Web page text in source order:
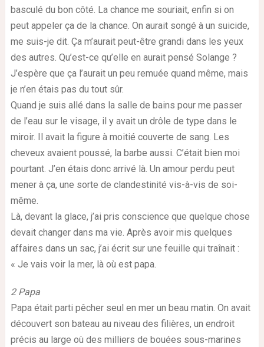
basculé du bon côté. La chance me souriait, enfin si on
peut appeler ça de la chance. On aurait songé à un suicide,
me suis-je dit. Ça m’aurait peut-être grandi dans les yeux
des autres. Qu’est-ce qu’elle en aurait pensé Solange ?
J’espère que ça l’aurait un peu remuée quand même, mais
je n’en étais pas du tout sûr.
Quand je suis allé dans la salle de bains pour me passer
de l’eau sur le visage, il y avait un drôle de type dans le
miroir. Il avait la figure à moitié couverte de sang. Les
cheveux avaient poussé, la barbe aussi. C’était bien moi
pourtant. J’en étais donc arrivé là. Un amour perdu peut
mener à ça, une sorte de clandestinité vis-à-vis de soi-
même.
Là, devant la glace, j’ai pris conscience que quelque chose
devait changer dans ma vie. Après avoir mis quelques
affaires dans un sac, j’ai écrit sur une feuille qui traînait :
« Je vais voir la mer, là où est papa.
2 Papa
Papa était parti pêcher seul en mer un beau matin. On avait
découvert son bateau au niveau des filières, un endroit
précis au large où des milliers de bouées sous-marines